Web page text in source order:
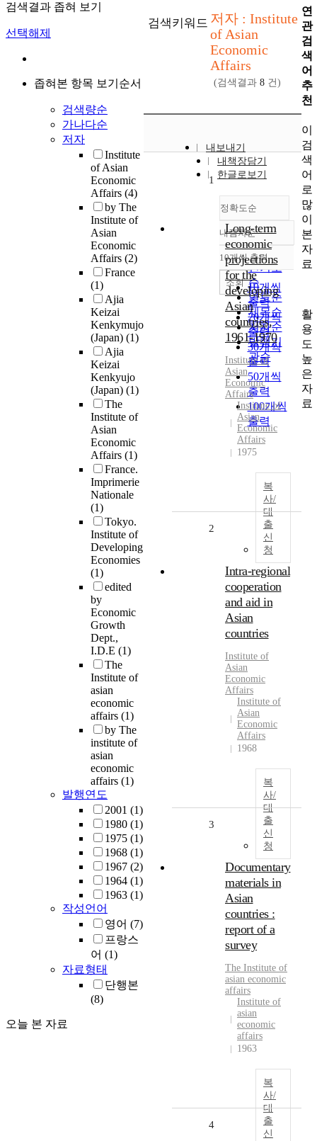
검색결과 좁혀 보기
선택해제
좁혀본 항목 보기순서
검색량순
가나다순
저자
Institute
of Asian
Economic
Affairs (4)
by The
Institute of
Asian
Economic
Affairs (2)
France
(1)
Ajia
Keizai
Kenkymujo
(Japan) (1)
Ajia
Keizai
Kenkyujo
(Japan) (1)
The
Institute of
Asian
Economic
Affairs (1)
France.
Imprimerie
Nationale
(1)
Tokyo.
Institute of
Developing
Economies
(1)
edited
by
Economic
Growth
Dept.,
I.D.E (1)
The
Institute of
asian
economic
affairs (1)
by The
institute of
asian
economic
affairs (1)
발행연도
2001 (1)
1980 (1)
1975 (1)
1968 (1)
1967 (2)
1964 (1)
1963 (1)
작성언어
영어 (7)
프랑스
어 (1)
자료형태
단행본
(8)
오늘 본 자료
검색키워드 저자 : Institute
of Asian
Economic
Affairs
(검색결과 8 건)
내보내기
내책장담기
한글로보기
정확도순
정확도
순
인기도
순
연도순
제목순
저자순
발행기
관순
내림차순
내림차순
10개씩 출력
10개씩
출력
20개씩
출력
30개씩
출력
50개씩
출력
100개씩
출력
조회
1
Long-term
economic
projections
for the
developing
Asian
countries,
1961-1970
Instituteof
Asian
Economic
Affairs
Institute of
Asian
Economic
Affairs
1975
복
사/
대
출
신
청
2
Intra-regional
cooperation
and aid in
Asian
countries
Institute of
Asian
Economic
Affairs
Institute of
Asian
Economic
Affairs
1968
복
사/
대
출
신
청
3
Documentary
materials in
Asian
countries :
report of a
survey
The Institute of
asian economic
affairs
Institute of
asian
economic
affairs
1963
복
사/
대
출
신
4
연
관
검
색
어
추
천
이
검
색
어
로
많
이
본
자
료
활
용
도
높
은
자
료